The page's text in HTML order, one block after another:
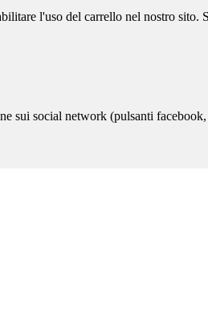
l'uso del carrello nel nostro sito.
sui social network (pulsanti